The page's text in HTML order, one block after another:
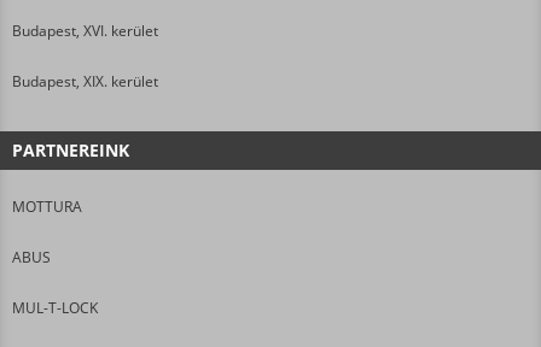
Budapest, XVI. kerület
Budapest, XIX. kerület
PARTNEREINK
MOTTURA
ABUS
MUL-T-LOCK